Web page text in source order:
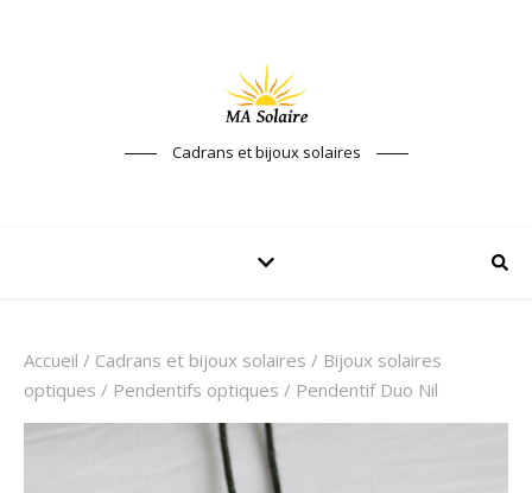
Cadrans et bijoux solaires
Accueil / Cadrans et bijoux solaires / Bijoux solaires
optiques / Pendentifs optiques / Pendentif Duo Nil